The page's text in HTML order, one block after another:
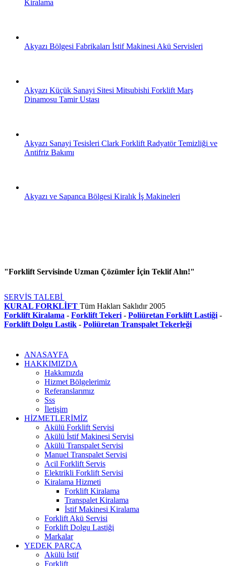
Kiralama
Akyazı Bölgesi Fabrikaları İstif Makinesi Akü Servisleri
Akyazı Küçük Sanayi Sitesi Mitsubishi Forklift Marş
Dinamosu Tamir Ustası
Akyazı Sanayi Tesisleri Clark Forklift Radyatör Temizliği ve
Antifriz Bakımı
Akyazı ve Sapanca Bölgesi Kiralık İş Makineleri
"Forklift Servisinde Uzman Çözümler İçin Teklif Alın!"
SERVİS TALEBİ
KURAL FORKLİFT Tüm Hakları Saklıdır 2005
Forklift Kiralama - Forklift Tekeri - Poliüretan Forklift Lastiği -
Forklift Dolgu Lastik - Poliüretan Transpalet Tekerleği
ANASAYFA
HAKKIMIZDA
Hakkımızda
Hizmet Bölgelerimiz
Referanslarımız
Sss
İletişim
HİZMETLERİMİZ
Akülü Forklift Servisi
Akülü İstif Makinesi Servisi
Akülü Transpalet Servisi
Manuel Transpalet Servisi
Acil Forklift Servis
Elektrikli Forklift Servisi
Kiralama Hizmeti
Forklift Kiralama
Transpalet Kiralama
İstif Makinesi Kiralama
Forklift Akü Servisi
Forklift Dolgu Lastiği
Markalar
YEDEK PARÇA
Akülü İstif
Forklift